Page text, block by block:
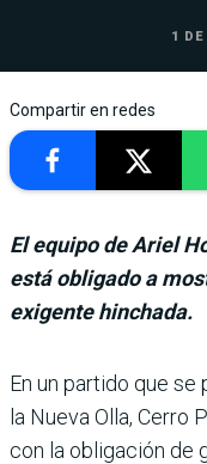
1
Compartir en redes
El equipo de Ariel
está obligado a
exigente hinchada.
En un partido que
la Nueva Olla,
con la obligación de